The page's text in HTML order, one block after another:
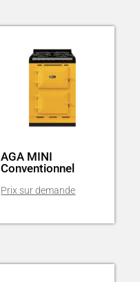
AGA MINI
Conventionnel